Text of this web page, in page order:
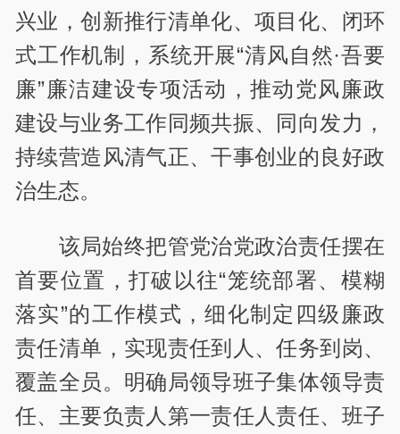
兴业，创新推行清单化、项目化、闭环
式工作机制，系统开展“清风自然·吾要
廉”廉洁建设专项活动，推动党风廉政
建设与业务工作同频共振、同向发力，
持续营造风清气正、干事创业的良好政
治生态。
该局始终把管党治党政治责任摆在
首要位置，打破以往“笼统部署、模糊
落实”的工作模式，细化制定四级廉政
责任清单，实现责任到人、任务到岗、
覆盖全员。明确局领导班子集体领导责
任、主要负责人第一责任人责任、班子